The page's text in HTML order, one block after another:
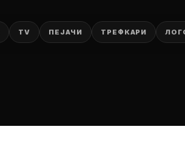
TV ПЕЈАЧИ ТРЕФКАРИ